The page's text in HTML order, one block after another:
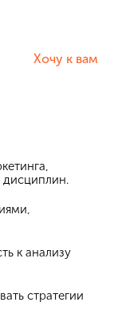
Хочу к вам
к анализу
стратегии